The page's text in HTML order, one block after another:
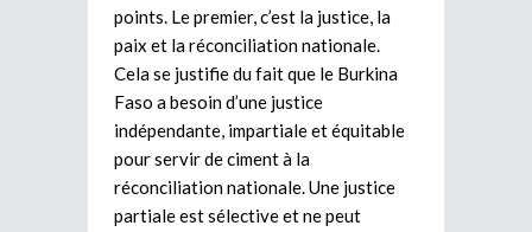
points. Le premier, c’est la justice, la
paix et la réconciliation nationale.
Cela se justifie du fait que le Burkina
Faso a besoin d’une justice
indépendante, impartiale et équitable
pour servir de ciment à la
réconciliation nationale. Une justice
partiale est sélective et ne peut